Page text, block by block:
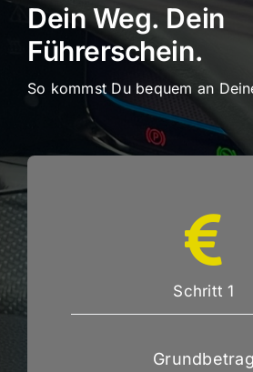
Dein Weg. Dein
Führerschein.
So kommst Du bequem an
Schritt 1
Grundbetrag